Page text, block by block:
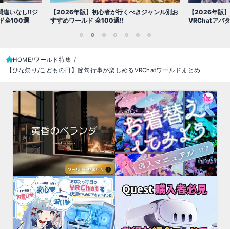
【2026年版】初心者が行くべきジャンル別お
すすめワールド 全100選!!
【2026年版】初心者必見!!
VRChatアバター（アバタ
HOME ワールド特集_
【ひな祭り/こどもの日】節句行事が楽しめるVRChatワールドまとめ